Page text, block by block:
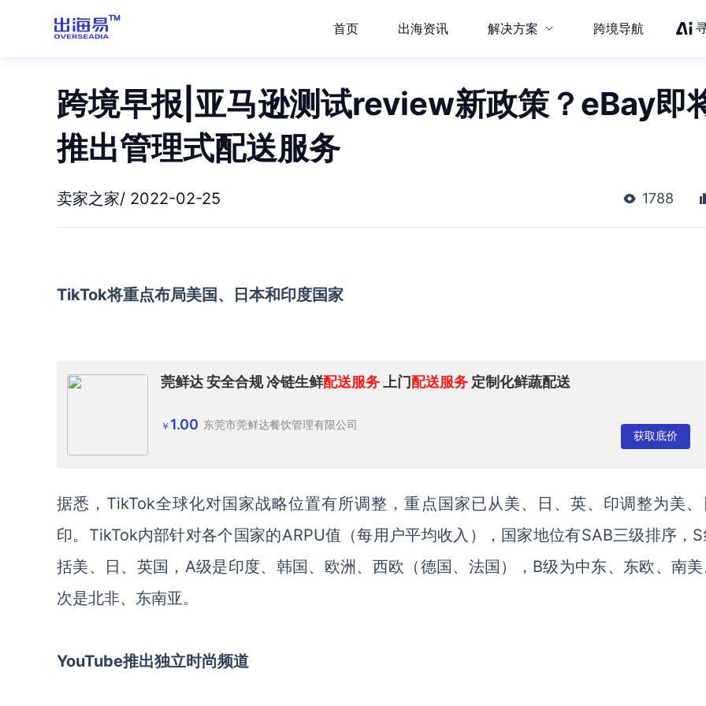
首页 出海资讯 解决方案 跨境导航
跨境早报|亚马逊测试review新政策？eBay即
推出管理式配送服务
卖家之家/ 2022-02-25 1788
TikTok将重点布局美国、日本和印度国家
莞鲜达 安全合规 冷链生鲜配送服务 上门配送服务 定制化鲜蔬配送
￥ 1.00 东莞市莞鲜达餐饮管理有限公司
获取底价
据悉，TikTok全球化对国家战略位置有所调整，重点国家已从美、日、英、印调整为美、
印。TikTok内部针对各个国家的ARPU值（每用户平均收入），国家地位有SAB三级排序，
括美、日、英国，A级是印度、韩国、欧洲、西欧（德国、法国），B级为中东、东欧、南
次是北非、东南亚。
YouTube推出独立时尚频道